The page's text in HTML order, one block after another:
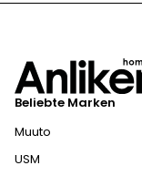
Beliebte Marken
Muuto
USM